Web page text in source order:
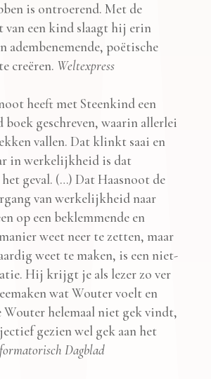
is ontroerend. Met de
van een kind slaagt hij erin
adembenemende, poëtische
creëren. Weltexpress
heeft met Steenkind een
boek geschreven, waarin allerlei
vallen. Dat klinkt saai en
in werkelijkheid is dat
geval. (…) Dat Haasnoot de
van werkelijkheid naar
op een beklemmende en
weet neer te zetten, maar
weet te maken, is een niet-
Hij krijgt je als lezer zo ver
wat Wouter voelt en
Wouter helemaal niet gek vindt,
gezien wel gek aan het
Dagblad